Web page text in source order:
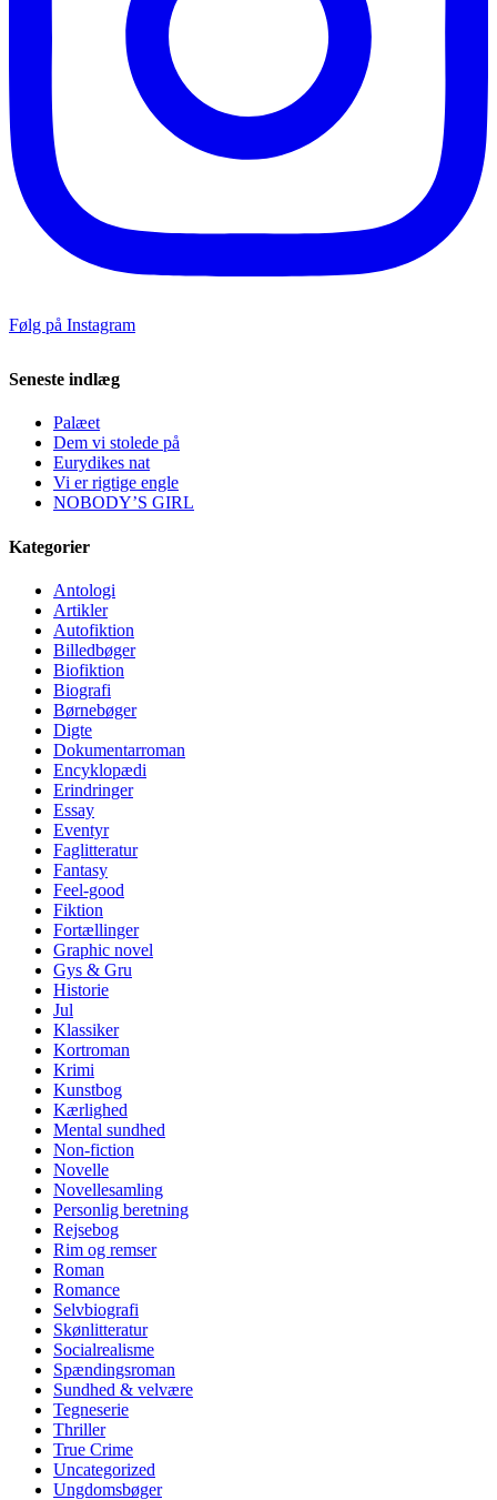
Følg på Instagram
Seneste indlæg
Palæet
Dem vi stolede på
Eurydikes nat
Vi er rigtige engle
NOBODY’S GIRL
Kategorier
Antologi
Artikler
Autofiktion
Billedbøger
Biofiktion
Biografi
Børnebøger
Digte
Dokumentarroman
Encyklopædi
Erindringer
Essay
Eventyr
Faglitteratur
Fantasy
Feel-good
Fiktion
Fortællinger
Graphic novel
Gys & Gru
Historie
Jul
Klassiker
Kortroman
Krimi
Kunstbog
Kærlighed
Mental sundhed
Non-fiction
Novelle
Novellesamling
Personlig beretning
Rejsebog
Rim og remser
Roman
Romance
Selvbiografi
Skønlitteratur
Socialrealisme
Spændingsroman
Sundhed & velvære
Tegneserie
Thriller
True Crime
Uncategorized
Ungdomsbøger